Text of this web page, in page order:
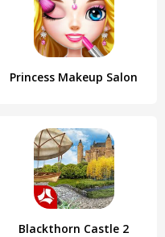
Princess Makeup Salon
Blackthorn Castle 2